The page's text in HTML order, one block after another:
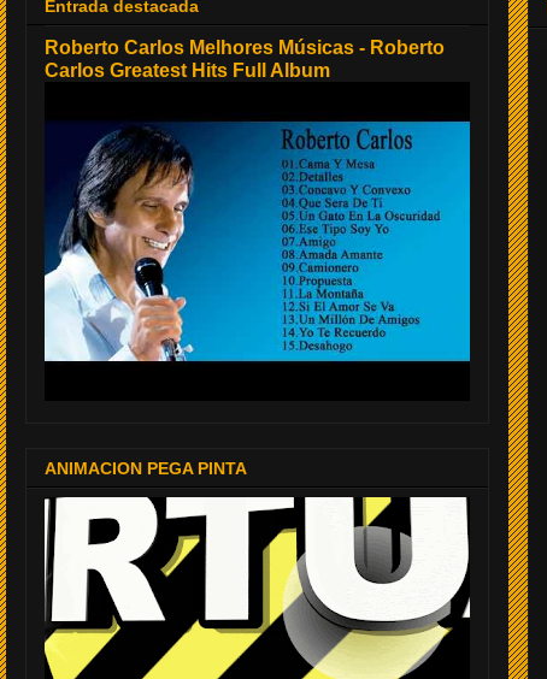
Entrada destacada
Roberto Carlos Melhores Músicas - Roberto
Carlos Greatest Hits Full Album
ANIMACION PEGA PINTA